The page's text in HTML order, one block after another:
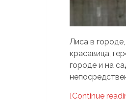
Лиса в
красавица,
городе и на
[Continue